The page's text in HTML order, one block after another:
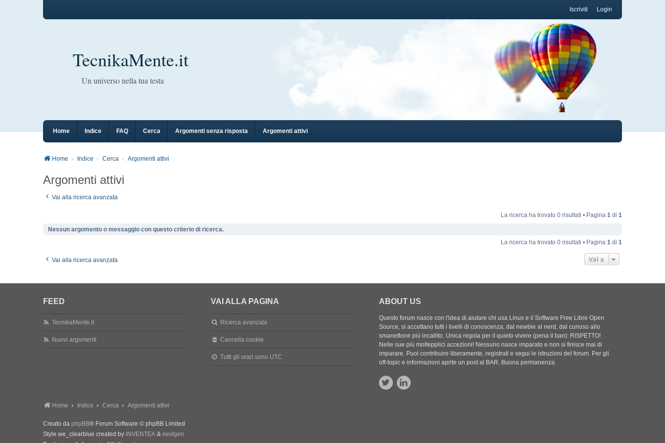
Login
Iscriviti
TecnikaMente.it
Un universo nella tua testa
Home Indice FAQ Cerca Argomenti senza risposta Argomenti attivi
Home Indice Cerca Argomenti attivi
Argomenti attivi
Vai alla ricerca avanzata
La ricerca ha trovato 0 risultati • Pagina 1 di 1
Nessun argomento o messaggio con questo criterio di ricerca.
La ricerca ha trovato 0 risultati • Pagina 1 di 1
Vai alla ricerca avanzata Vai a
FEED
TecnikaMente.it
Nuovi argomenti
VAI ALLA PAGINA
Ricerca avanzata
Cancella cookie
Tutti gli orari sono UTC
ABOUT US
Questo forum nasce con l'idea di aiutare chi usa Linux e il Software Free Libre Open
Source, si accettano tutti i livelli di conoscenza, dal newbie al nerd, dal curioso allo
smanettone più incallito. Unica regola per il quieto vivere (pena il ban): RISPETTO!
Nelle sue più moltepplici accezioni! Nessuno nasce imparato e non si finisce mai di
imparare. Puoi contribuire liberamente, registrati e segui le istruzioni del forum. Per gli
off-topic e informazioni aprite un post al BAR. Buona permanenza.
Home Indice Cerca Argomenti attivi
Creato da phpBB® Forum Software © phpBB Limited
Style we_clearblue created by INVENTEA & nextgen